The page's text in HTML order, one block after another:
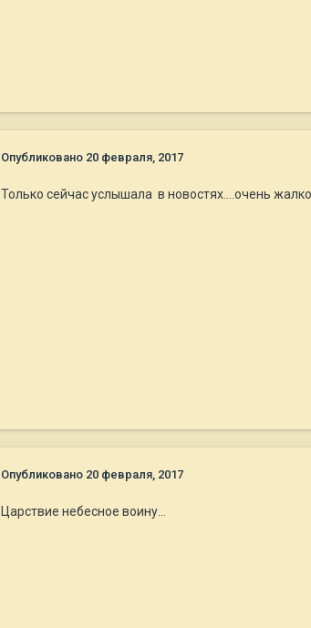
Опубликовано 20 февраля, 2017
Только сейчас услышала в новостях....очень
Опубликовано 20 февраля, 2017
Царствие небесное воину...